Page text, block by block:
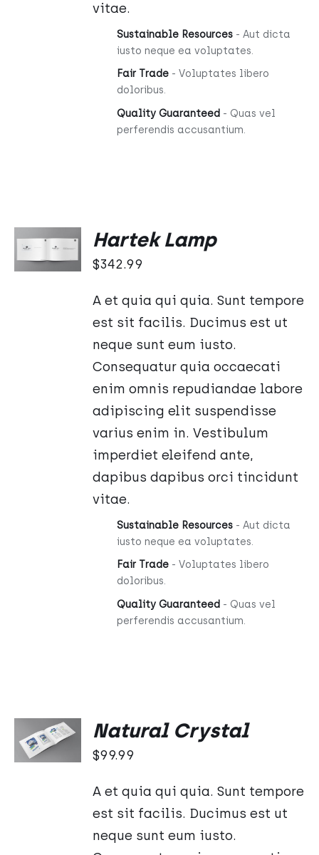
vitae.
Sustainable Resources- Aut dicta
iusto neque ea voluptates.
Fair Trade- Voluptates libero
doloribus.
Quality Guaranteed - Quas vel
perferendis accusantium.
DO
KOSZYKA
/
Hartek Lamp
$342.99
A et quia qui quia. Sunt tempore
est sit facilis. Ducimus est ut
neque sunt eum iusto.
Consequatur quia occaecati
enim omnis repudiandae labore
adipiscing elit suspendisse
varius enim in. Vestibulum
imperdiet eleifend ante,
dapibus dapibus orci tincidunt
vitae.
Sustainable Resources- Aut dicta
iusto neque ea voluptates.
Fair Trade- Voluptates libero
doloribus.
Quality Guaranteed - Quas vel
perferendis accusantium.
Oceniono
5.00na 5
DODAJ
DO
KOSZYKA
Natural Crystal
$99.99
A et quia qui quia. Sunt tempore
est sit facilis. Ducimus est ut
neque sunt eum iusto.